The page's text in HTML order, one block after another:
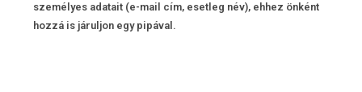
személyes adatait (e-mail cím, esetleg név), ehhez önként
hozzá is járuljon egy pipával.